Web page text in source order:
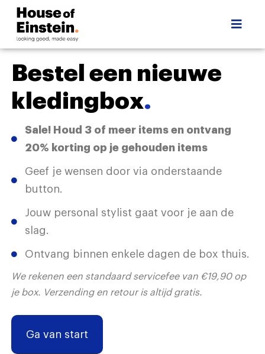
Bestel een nieuwe
kledingbox.
Sale! Houd 3 of meer items en ontvang
20% korting op je gehouden items
Geef je wensen door via onderstaande
button.
Jouw personal stylist gaat voor je aan de
slag.
Ontvang binnen enkele dagen de box thuis.
We rekenen een standaard servicefee van €19,90 op
je box. Verzending en retour is altijd gratis.
Ga van start